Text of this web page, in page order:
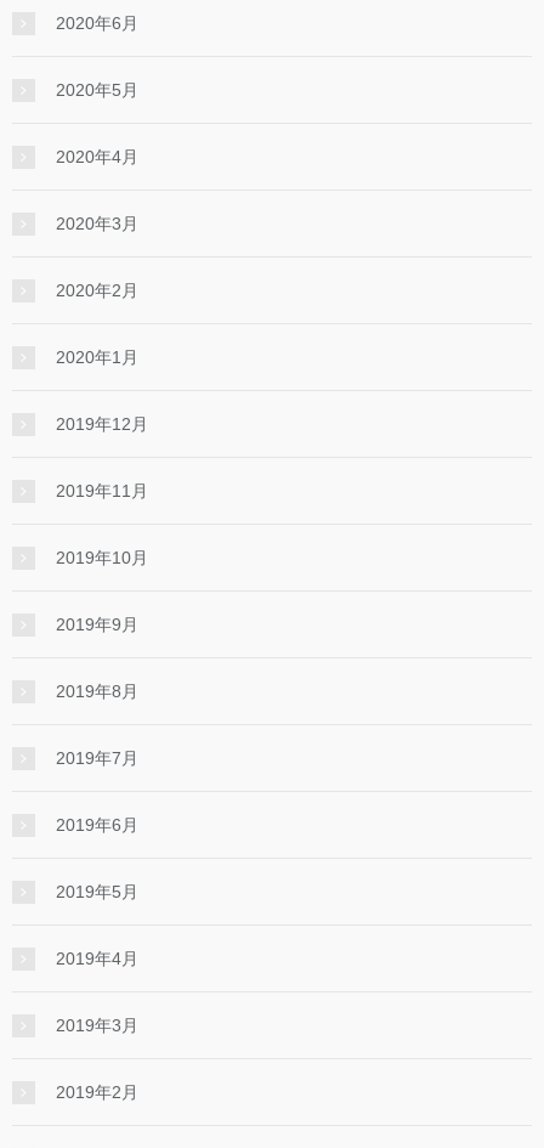
2020年6月
2020年5月
2020年4月
2020年3月
2020年2月
2020年1月
2019年12月
2019年11月
2019年10月
2019年9月
2019年8月
2019年7月
2019年6月
2019年5月
2019年4月
2019年3月
2019年2月